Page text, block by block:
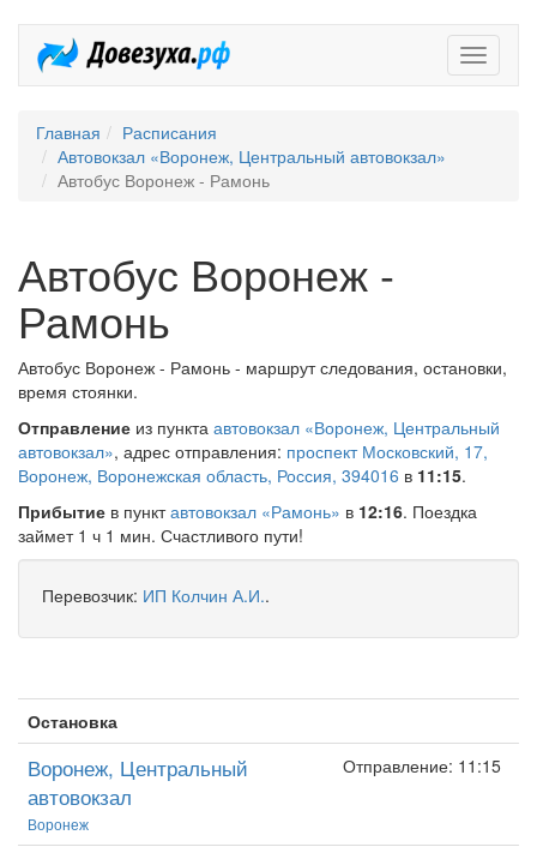
Главная
Расписания
Автовокзал «Воронеж, Центральный автовокзал»
Автобус Воронеж - Рамонь
Автобус Воронеж -
Рамонь
Автобус Воронеж - Рамонь - маршрут следования, остановки,
время стоянки.
Отправление из пункта автовокзал «Воронеж, Центральный
автовокзал», адрес отправления: проспект Московский, 17,
Воронеж, Воронежская область, Россия, 394016 в 11:15.
Прибытие в пунктавтовокзал «Рамонь» в 12:16. Поездка
займет 1 ч 1 мин. Счастливого пути!
Перевозчик: ИП Колчин А.И..
Остановка
Воронеж, Центральный
автовокзал
Воронеж
Отправление: 11:15